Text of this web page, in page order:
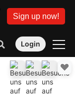
Sign up now!
Login